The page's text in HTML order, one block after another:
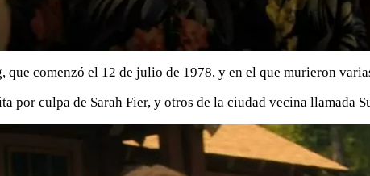
comenzó el 12 de julio de 1978, y en el que murieron
por culpa de Sarah Fier, y otros de la ciudad vecina llamada